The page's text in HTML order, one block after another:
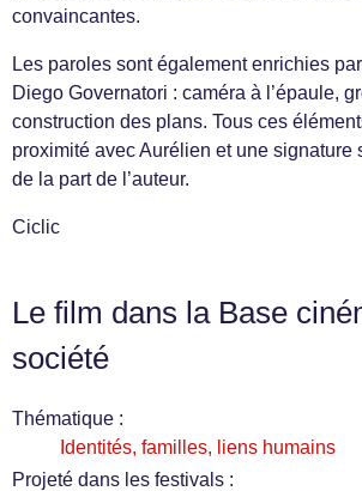
convaincantes.
Les paroles sont également enrichies
Diego Governatori : caméra à l’épaule,
construction des plans. Tous ces
proximité avec Aurélien et une signature
de la part de l’auteur.
Ciclic
Le film dans la Base
société
Thématique :
Identités, familles, liens humains
Projeté dans les festivals :